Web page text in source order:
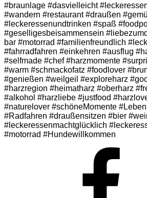
#braunlage #dasvielleicht
#wandern #restaurant #draußen
#leckeressenundtrinken #spaß
#geselligesbeisammensein
bar #motorrad #familienfreundlich
#fahrradfahren #einkehren #ausflug
#selfmade #chef #harzmomente
#warm #schmackofatz #foodlover
#genießen #weilgeil #exploreharz
#harzregion #heimatharz #oberharz
#alkohol #harzliebe #justfood
#naturelover #schöneMomente
#Radfahren #draußensitzen #bier
#leckeressenmachtglücklich
#motorrad #Hundewillkommen